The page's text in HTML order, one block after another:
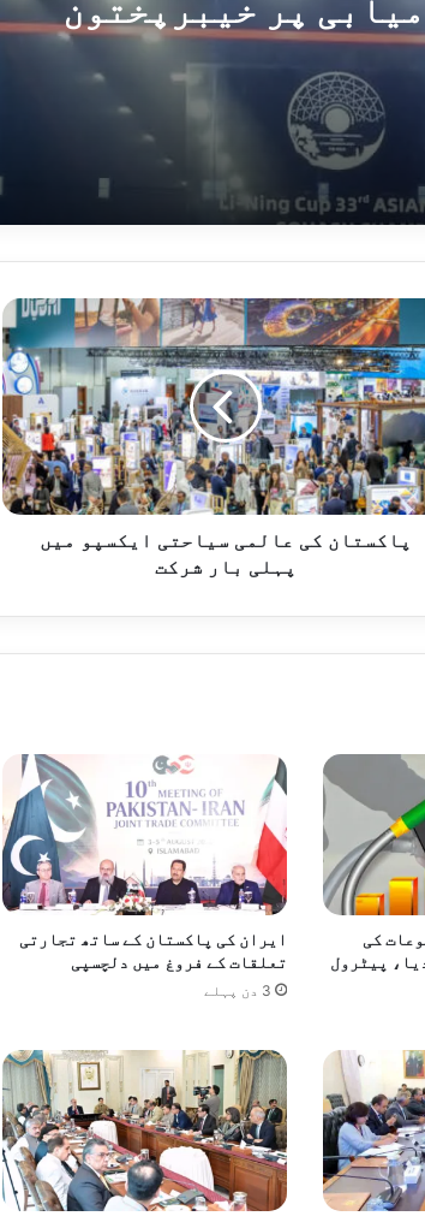
پر خیبرپختون
کا خوشی کا اظہار
پیش رفت ہو رہی ہے، چین
لنکا کیخلاف سیریز ایک ایک سے برابر
معترف
کی مکمل حمایت کا اعادہ
کا اعلان کردیا
پاکستان نے افغانستان میں موجود خوارج کے خلاف مؤثر اقدامات کیے ہیں: ڈی جی آئی ایس پی آر
پاکستان کی عالمی سیاحتی ایکسپو میں
پہلی بار شرکت
کی
پیٹرول
ایران کی پاکستان کے ساتھ تجارتی
تعلقات کے فروغ میں دلچسپی
3 دن پہلے